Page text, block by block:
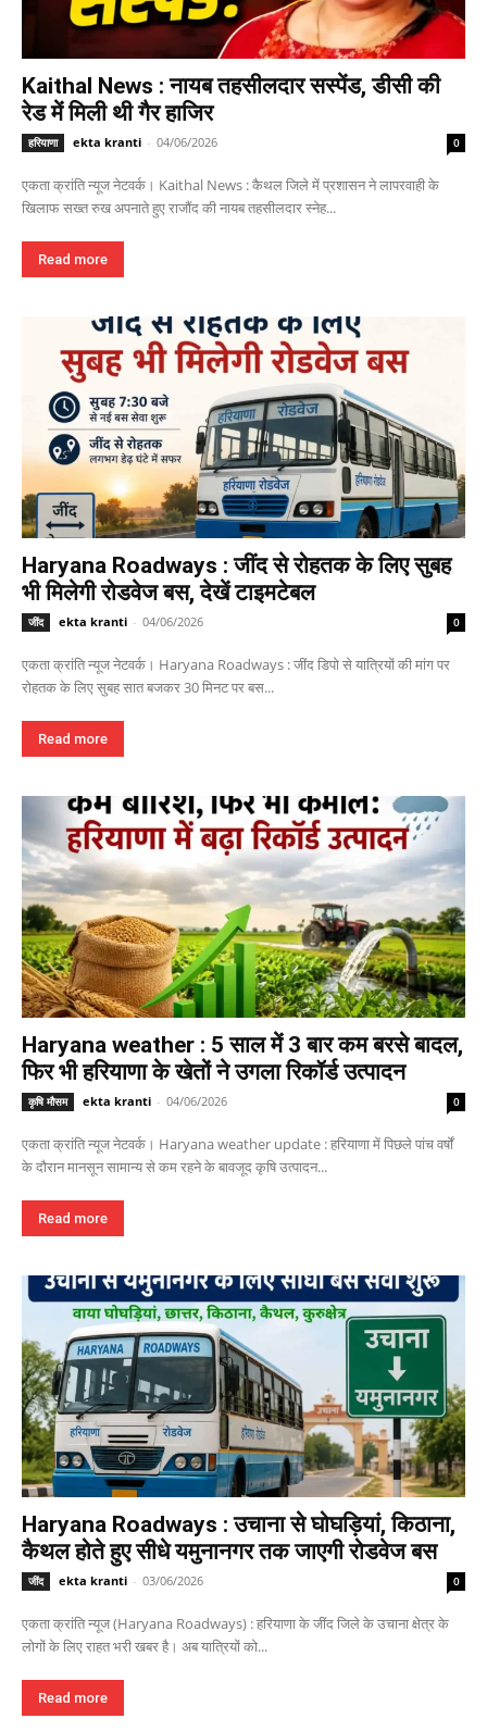
Kaithal News : नायब तहसीलदार सस्पेंड, डीसी की
रेड में मिली थी गैर हाजिर
हरियाणा ekta kranti - 04/06/2026 0
एकता क्रांति न्यूज नेटवर्क। Kaithal News : कैथल जिले में प्रशासन ने लापरवाही के
खिलाफ सख्त रुख अपनाते हुए राजौंद की नायब तहसीलदार स्नेह...
Read more
Haryana Roadways : जींद से रोहतक के लिए सुबह
भी मिलेगी रोडवेज बस, देखें टाइमटेबल
जींद ekta kranti - 04/06/2026 0
एकता क्रांति न्यूज नेटवर्क। Haryana Roadways : जींद डिपो से यात्रियों की मांग पर
रोहतक के लिए सुबह सात बजकर 30 मिनट पर बस...
Read more
Haryana weather : 5 साल में 3 बार कम बरसे बादल,
फिर भी हरियाणा के खेतों ने उगला रिकॉर्ड उत्पादन
कृषि मौसम ekta kranti - 04/06/2026 0
एकता क्रांति न्यूज नेटवर्क। Haryana weather update : हरियाणा में पिछले पांच वर्षों
के दौरान मानसून सामान्य से कम रहने के बावजूद कृषि उत्पादन...
Read more
Haryana Roadways : उचाना से घोघड़ियां, किठाना,
कैथल होते हुए सीधे यमुनानगर तक जाएगी रोडवेज बस
जींद ekta kranti - 03/06/2026 0
एकता क्रांति न्यूज (Haryana Roadways) : हरियाणा के जींद जिले के उचाना क्षेत्र के
लोगों के लिए राहत भरी खबर है। अब यात्रियों को...
Read more